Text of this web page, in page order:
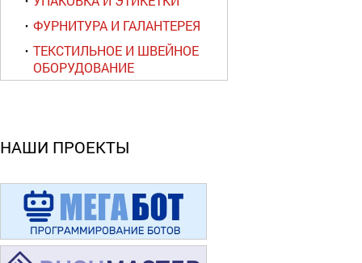
ФУРНИТУРА И ГАЛАНТЕРЕЯ
ТЕКСТИЛЬНОЕ И ШВЕЙНОЕ
ОБОРУДОВАНИЕ
НАШИ ПРОЕКТЫ